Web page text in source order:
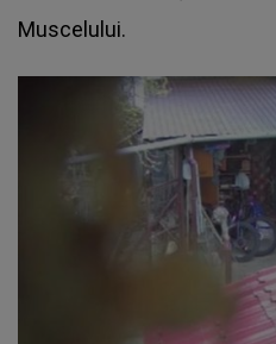
Muscelului.